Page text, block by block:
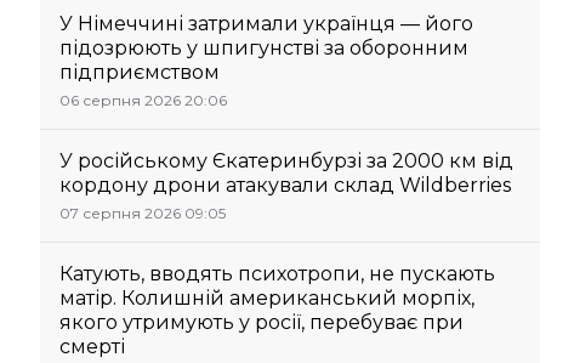
У Німеччині затримали українця — його
підозрюють у шпигунстві за оборонним
підприємством
06 серпня 2026 20:06
У російському Єкатеринбурзі за 2000 км від
кордону дрони атакували склад Wildberries
07 серпня 2026 09:05
Катують, вводять психотропи, не пускають
матір. Колишній американський морпіх,
якого утримують у росії, перебуває при
смерті